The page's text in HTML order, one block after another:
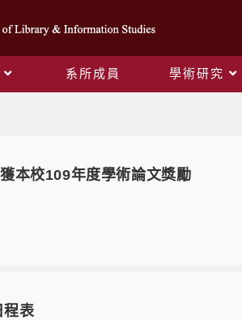
系所成員 學術研究
本校109年度學術論文獎勵
程表